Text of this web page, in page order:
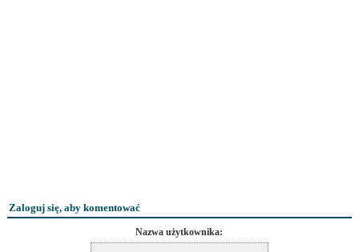
Zaloguj się, aby komentować
Nazwa użytkownika: